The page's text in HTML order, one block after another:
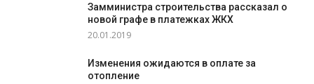
Замминистра строительства рассказал о
новой графе в платежках ЖКХ
20.01.2019
Изменения ожидаются в оплате за
отопление